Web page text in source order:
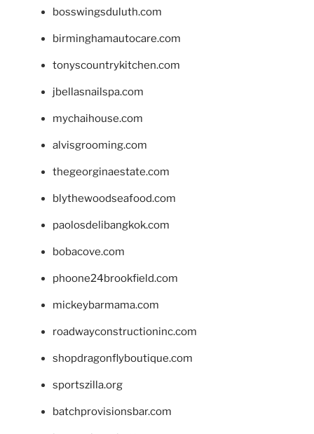
bosswingsduluth.com
birminghamautocare.com
tonyscountrykitchen.com
jbellasnailspa.com
mychaihouse.com
alvisgrooming.com
thegeorginaestate.com
blythewoodseafood.com
paolosdelibangkok.com
bobacove.com
phoone24brookfield.com
mickeybarmama.com
roadwayconstructioninc.com
shopdragonflyboutique.com
sportszilla.org
batchprovisionsbar.com